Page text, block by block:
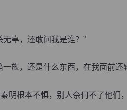
辜，还敢问我是谁？”
族，还是什么东西，在我面前还
根本不惧，别人奈何不了他们